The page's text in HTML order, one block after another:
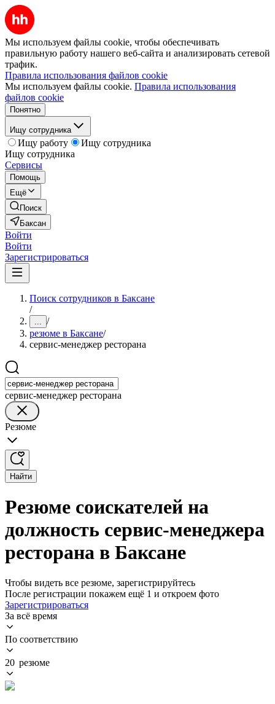
Мы используем файлы cookie, чтобы обеспечивать
правильную работу нашего веб-сайта и анализировать сетевой
трафик.
Правила использования файлов cookie
Мы используем файлы cookie. Правила использования
файлов cookie
Понятно
Ищу сотрудника
Ищу работу
Ищу сотрудника
Ищу сотрудника
Сервисы
Помощь
Ещё
Поиск
Баксан
Войти
Войти
Зарегистрироваться
Поиск сотрудников в Баксане
/
... /
резюме в Баксане/
сервис-менеджер ресторана
сервис-менеджер ресторана
Резюме
Найти
Резюме соискателей на
должность сервис-менеджера
ресторана в Баксане
Чтобы видеть все резюме, зарегистрируйтесь
После регистрации покажем ещё 1 и откроем фото
Зарегистрироваться
За всё время
По соответствию
20 резюме